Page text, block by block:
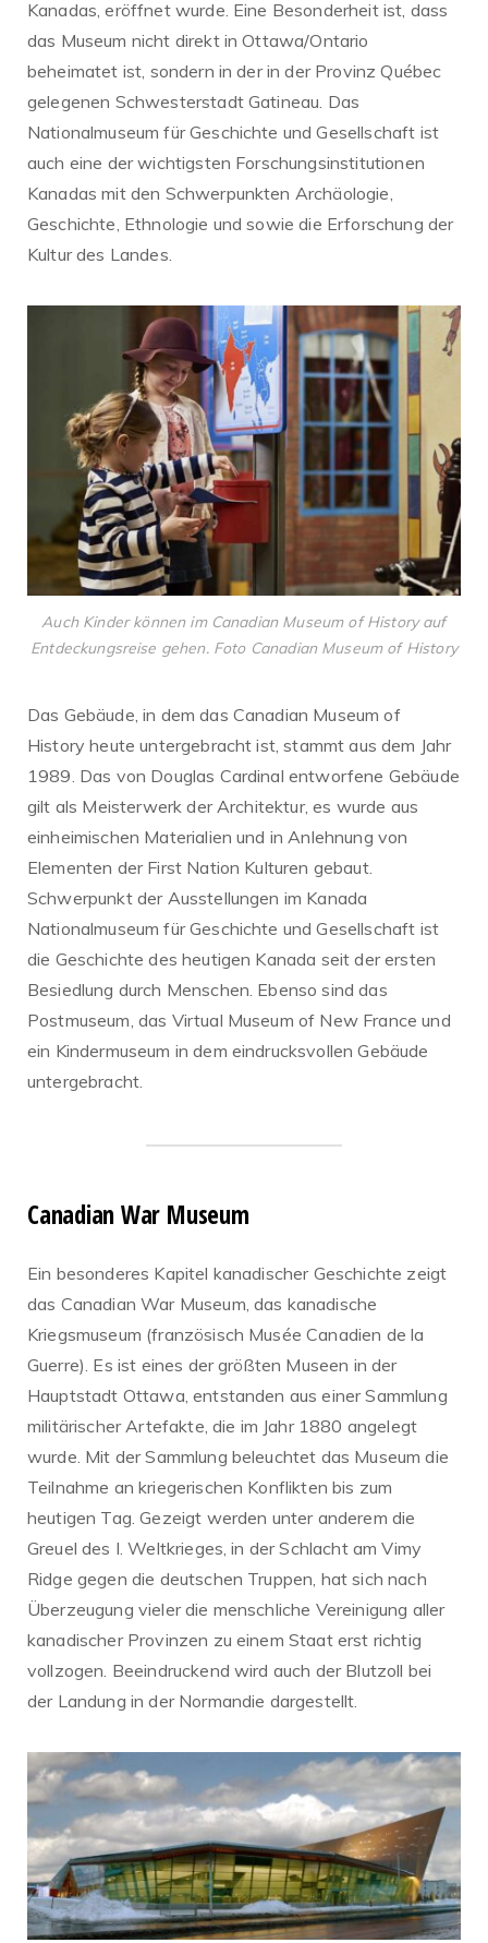
Kanadas, eröffnet wurde. Eine Besonderheit ist, dass
das Museum nicht direkt in Ottawa/Ontario
beheimatet ist, sondern in der in der Provinz Québec
gelegenen Schwesterstadt Gatineau. Das
Nationalmuseum für Geschichte und Gesellschaft ist
auch eine der wichtigsten Forschungsinstitutionen
Kanadas mit den Schwerpunkten Archäologie,
Geschichte, Ethnologie und sowie die Erforschung der
Kultur des Landes.
Auch Kinder können im Canadian Museum of History auf
Entdeckungsreise gehen. Foto Canadian Museum of History
Das Gebäude, in dem das Canadian Museum of
History heute untergebracht ist, stammt aus dem Jahr
1989. Das von Douglas Cardinal entworfene Gebäude
gilt als Meisterwerk der Architektur, es wurde aus
einheimischen Materialien und in Anlehnung von
Elementen der First Nation Kulturen gebaut.
Schwerpunkt der Ausstellungen im Kanada
Nationalmuseum für Geschichte und Gesellschaft ist
die Geschichte des heutigen Kanada seit der ersten
Besiedlung durch Menschen. Ebenso sind das
Postmuseum, das Virtual Museum of New France und
ein Kindermuseum in dem eindrucksvollen Gebäude
untergebracht.
Canadian War Museum
Ein besonderes Kapitel kanadischer Geschichte zeigt
das Canadian War Museum, das kanadische
Kriegsmuseum (französisch Musée Canadien de la
Guerre). Es ist eines der größten Museen in der
Hauptstadt Ottawa, entstanden aus einer Sammlung
militärischer Artefakte, die im Jahr 1880 angelegt
wurde. Mit der Sammlung beleuchtet das Museum die
Teilnahme an kriegerischen Konflikten bis zum
heutigen Tag. Gezeigt werden unter anderem die
Greuel des I. Weltkrieges, in der Schlacht am Vimy
Ridge gegen die deutschen Truppen, hat sich nach
Überzeugung vieler die menschliche Vereinigung aller
kanadischer Provinzen zu einem Staat erst richtig
vollzogen. Beeindruckend wird auch der Blutzoll bei
der Landung in der Normandie dargestellt.